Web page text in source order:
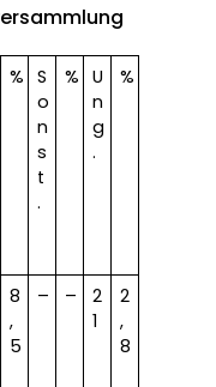
%
S
o
n
s
t
.
%
U
n
g
.
%
8
,
5
– –
2
1
2
,
8